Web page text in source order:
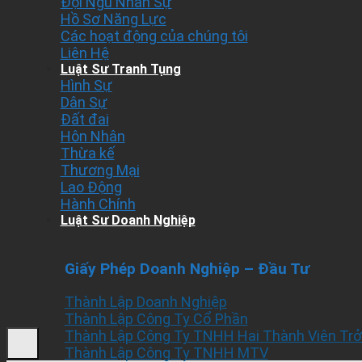
Hồ Sơ Năng Lực
Các hoạt động của chúng tôi
Liên Hệ
Luật Sư Tranh Tụng
Hình Sự
Dân Sự
Đất đai
Hôn Nhân
Thừa kế
Thương Mại
Lao Động
Hành Chính
Luật Sư Doanh Nghiệp
Giấy Phép Doanh Nghiệp – Đầu Tư
Thành Lập Doanh Nghiệp
Thành Lập Công Ty Cổ Phần
Thành Lập Công Ty TNHH Hai Thành Viên
Thành Lập Công Ty TNHH MTV